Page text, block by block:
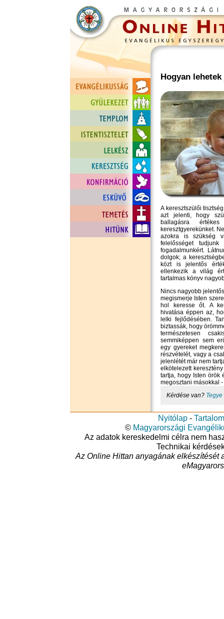
Hogyan
A keresztszülői
azt jelenti, hogy
ballagásra
keresztgyerekünket.
azokra is szükség
felelősséget
fogadalmunkért.
dolgok; a
közt is jelentős
ellenkezik a világ
tartalmas könyv
Nincs nagyobb
megismerje Isten
hol keresse őt. A
hivatása éppen az,
lelki fejlődésében.
biztassák, hogy
természetesen
semmiképpen sem
egy gyereket
részvételét, vagy a
jelenlétét már nem
elkötelezett
tartja, hogy Isten örök
megosztani másokkal
Kérdése van? Tegye
Nyitólap - Tartalom
© Magyarországi
Az adatok kereskedelmi célra nem
Technikai
Az Online Hittan anyagának elkészítését